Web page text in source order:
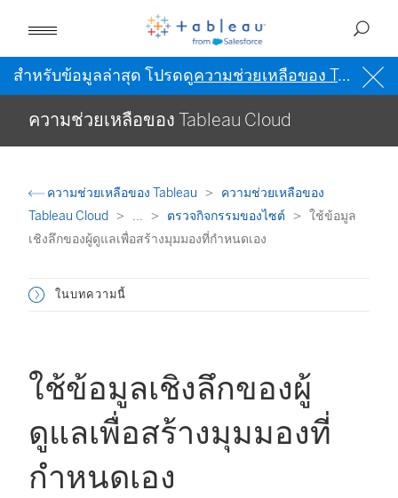
สำหรับข้อมูลล่าสุด โปรดดูความช่วยเหลือของ Tableau เป็นภาษาอังกฤษ (สหรัฐอเมริกา)
ความช่วยเหลือของ Tableau Cloud
ความช่วยเหลือของ Tableau
ความช่วยเหลือของ
Tableau Cloud
... ตรวจกิจกรรมของไซต์
ใช้ข้อมูล
เชิงลึกของผู้ดูแลเพื่อสร้างมุมมองที่กำหนดเอง
ในบทความนี้
ใช้ข้อมูลเชิงลึกของผู้
ดูแลเพื่อสร้างมุมมองที่
กำหนดเอง